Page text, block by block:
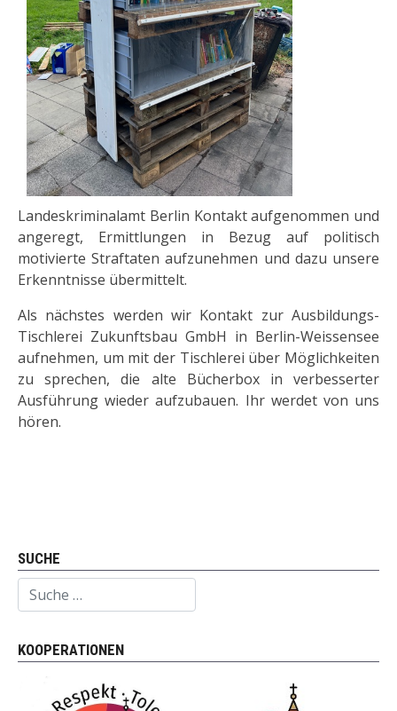
Landeskriminalamt Berlin Kontakt aufgenommen und
angeregt, Ermittlungen in Bezug auf politisch
motivierte Straftaten aufzunehmen und dazu unsere
Erkenntnisse übermittelt.
Als nächstes werden wir Kontakt zur Ausbildungs-
Tischlerei Zukunftsbau GmbH in Berlin-Weissensee
aufnehmen, um mit der Tischlerei über Möglichkeiten
zu sprechen, die alte Bücherbox in verbesserter
Ausführung wieder aufzubauen. Ihr werdet von uns
hören.
SUCHE
Suchen
KOOPERATIONEN